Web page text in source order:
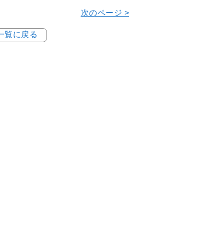
次のページ >
覧に戻る